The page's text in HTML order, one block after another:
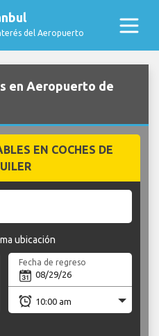
del Aeropuerto
en Aeropuerto de
EN COCHES DE
ubicación
Fecha de regreso